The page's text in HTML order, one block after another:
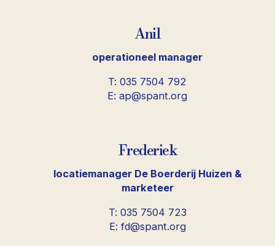
Anil
operationeel manager
T: 035 7504 792
E: ap@spant.org
Frederiek
locatiemanager De Boerderij Huizen &
marketeer
T: 035 7504 723
E: fd@spant.org